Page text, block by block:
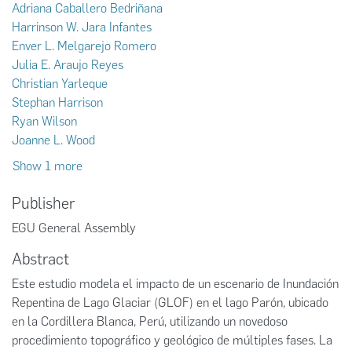
Adriana Caballero Bedriñana
Harrinson W. Jara Infantes
Enver L. Melgarejo Romero
Julia E. Araujo Reyes
Christian Yarleque
Stephan Harrison
Ryan Wilson
Joanne L. Wood
Show 1 more
Publisher
EGU General Assembly
Abstract
Este estudio modela el impacto de un escenario de Inundación
Repentina de Lago Glaciar (GLOF) en el lago Parón, ubicado
en la Cordillera Blanca, Perú, utilizando un novedoso
procedimiento topográfico y geológico de múltiples fases. La